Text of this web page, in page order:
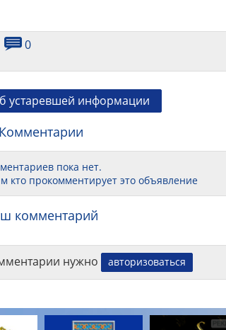
0
устаревшей информации
Комментарии
пока нет.
кто прокомментирует это объявление
комментарий
нужно авторизоваться